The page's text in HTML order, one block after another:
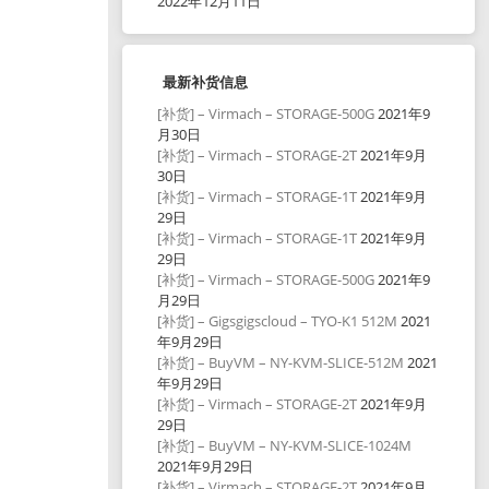
最新补货信息
[补货] – Virmach – STORAGE-500G2021年9
月30日
[补货] – Virmach – STORAGE-2T2021年9月
30日
[补货] – Virmach – STORAGE-1T2021年9月
29日
[补货] – Virmach – STORAGE-1T2021年9月
29日
[补货] – Virmach – STORAGE-500G2021年9
月29日
[补货] – Gigsgigscloud – TYO-K1 512M 2021
年9月29日
[补货] – BuyVM – NY-KVM-SLICE-512M 2021
年9月29日
[补货] – Virmach – STORAGE-2T2021年9月
29日
[补货] – BuyVM – NY-KVM-SLICE-1024M
2021年9月29日